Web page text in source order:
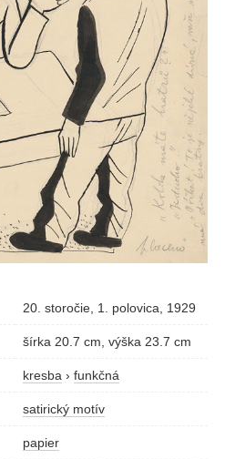
20. storočie, 1. polovica, 1929
šírka 20.7 cm, výška 23.7 cm
kresba › funkčná
satirický motív
papier